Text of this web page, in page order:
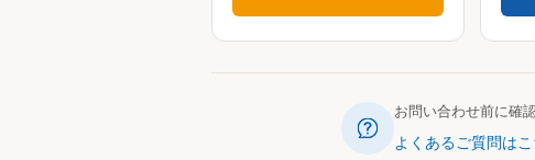
お問い合わせ前に確
よくあるご質問はこ